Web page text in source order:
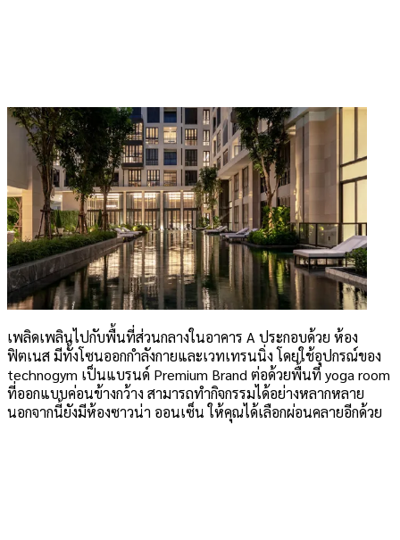
เพลิดเพลินไปกับพื้นที่ส่วนกลางในอาคาร A ประกอบด้วย ห้อง
ฟิตเนส มีทั้งโซนออกกำลังกายและเวทเทรนนิ่ง โดยใช้อุปกรณ์ของ
technogym เป็นแบรนด์ Premium Brand ต่อด้วยพื้นที่ yoga room
ที่ออกแบบค่อนข้างกว้าง สามารถทำกิจกรรมได้อย่างหลากหลาย
นอกจากนี้ยังมีห้องซาวน่า ออนเซ็น ให้คุณได้เลือกผ่อนคลายอีกด้วย